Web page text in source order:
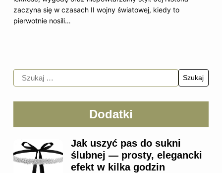
zaczyna się w czasach II wojny światowej, kiedy to
pierwotnie nosili…
Dodatki
Jak uszyć pas do sukni
ślubnej — prosty, elegancki
efekt w kilka godzin